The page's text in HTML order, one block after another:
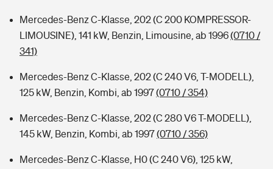
Mercedes-Benz C-Klasse, 202 (C 200 KOMPRESSOR-
LIMOUSINE), 141 kW, Benzin, Limousine, ab 1996(0710 /
341)
Mercedes-Benz C-Klasse, 202 (C 240 V6, T-MODELL),
125 kW, Benzin, Kombi, ab 1997(0710 / 354)
Mercedes-Benz C-Klasse, 202 (C 280 V6 T-MODELL),
145 kW, Benzin, Kombi, ab 1997(0710 / 356)
Mercedes-Benz C-Klasse, H0 (C 240 V6), 125 kW,